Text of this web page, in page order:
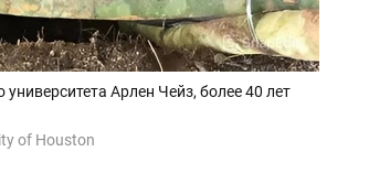
Арлен Чейз, более 40 лет
of Houston